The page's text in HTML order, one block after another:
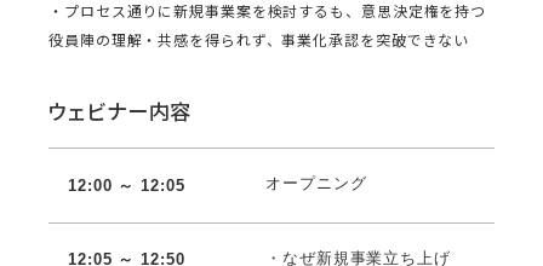
・プロセス通りに新規事業案を検討するも、意思決定権を持つ
役員陣の理解・共感を得られず、事業化承認を突破できない
ウェビナー内容
12:00 ～ 12:05 オープニング
12:05 ～ 12:50
・なぜ新規事業立ち上げ